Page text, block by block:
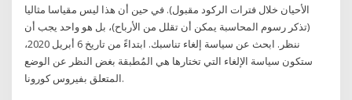
الأحيان خلال فترات الركود مقبول). في حين أن هذا ليس مقياسا مثاليا
(تذكر رسوم المحاسبة يمكن أن تقلل من الأرباح)، بل هو واحد يجب أن
ننظر. ابحث عن سياسة إلغاء تناسبك. ابتداءً من تاريخ 6 أبريل 2020،
ستكون سياسة الإلغاء التي تختارها هي المُطبقة بغض النظر عن الوضع
المتعلق بفيروس كورونا.